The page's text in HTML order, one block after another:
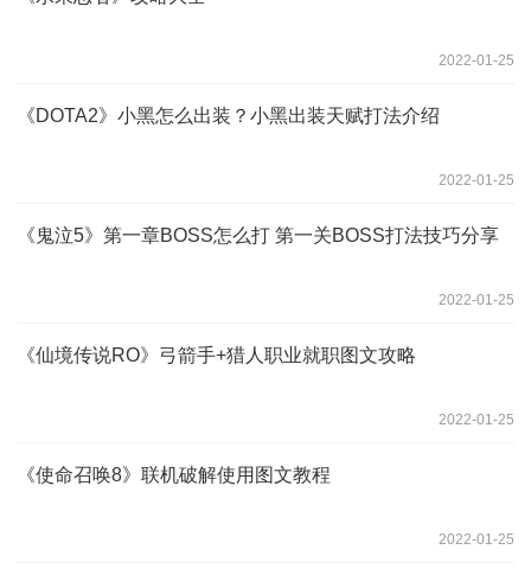
2022-01-25
《DOTA2》小黑怎么出装？小黑出装天赋打法介绍
2022-01-25
《鬼泣5》第一章BOSS怎么打 第一关BOSS打法技巧分享
2022-01-25
《仙境传说RO》弓箭手+猎人职业就职图文攻略
2022-01-25
《使命召唤8》联机破解使用图文教程
2022-01-25